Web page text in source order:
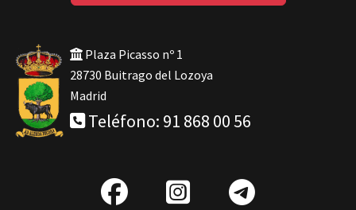
Plaza Picasso nº 1
28730 Buitrago del Lozoya
Madrid
Teléfono: 91 868 00 56
fab
IG